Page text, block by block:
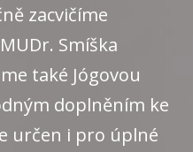
zacvičíme
Smíška
také Jógovou
doplněním ke
určen i pro úplné